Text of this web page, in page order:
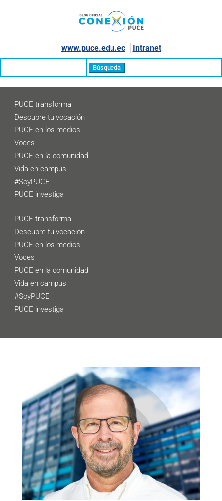
www.puce.edu.ec│ Intranet
PUCE transforma
Descubre tu vocación
PUCE en los medios
Voces
PUCE en la comunidad
Vida en campus
#SoyPUCE
PUCE investiga
PUCE transforma
Descubre tu vocación
PUCE en los medios
Voces
PUCE en la comunidad
Vida en campus
#SoyPUCE
PUCE investiga